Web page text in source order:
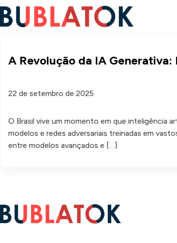
A Revolução da IA Generativa:
22 de setembro de 2025
O Brasil vive um momento em que inteligência
modelos e redes adversariais treinadas em
entre modelos avançados e […]